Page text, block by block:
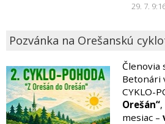
29. 7.
Pozvánka na Orešanskú
Členovia
Betonári
CYKLO-
Orešán“
mesiac –